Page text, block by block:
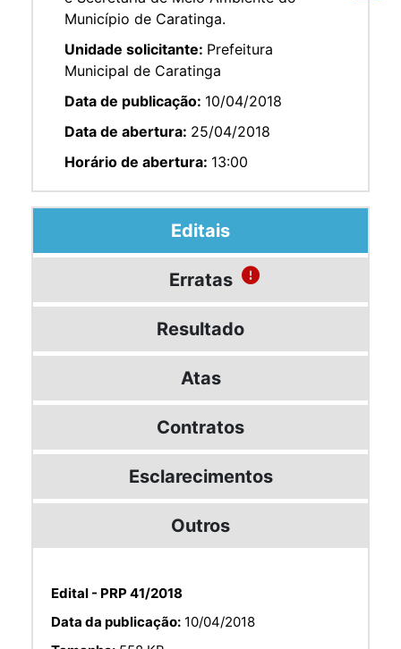
Município de Caratinga.
Unidade solicitante: Prefeitura
Municipal de Caratinga
Data de publicação: 10/04/2018
Data de abertura: 25/04/2018
Horário de abertura: 13:00
Editais
Erratas
Resultado
Atas
Contratos
Esclarecimentos
Outros
Edital - PRP 41/2018
Data da publicação: 10/04/2018